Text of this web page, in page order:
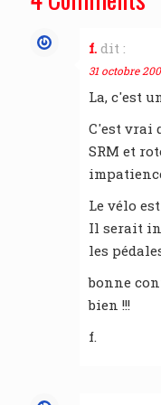
f. dit :
31 octobre
La, c'est
C'est vrai
SRM et
Le vélo
Il serait
les
bonne
bien !!!
f.